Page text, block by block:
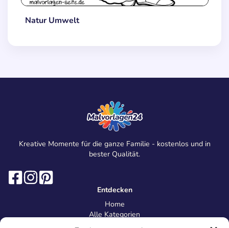
Natur Umwelt
Kreative Momente für die ganze Familie - kostenlos und in
bester Qualität.
Entdecken
Home
Alle Kategorien